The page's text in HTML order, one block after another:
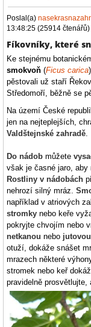
Poslal(a)
13:48:25 (25914 čtenářů)
Fíkovníky, které
Ke stejnému
smokvoň (Ficus carica
pěstovali už staří
Středomoří, běžně se
Na území České
jen na nejteplejších,
Valdštejnské zahradě.
Do nádob můžete
však je časné jaro,
Rostliny v nádobách
nehrozí silný mráz.
například v atriových
stromky nebo keře
pokryjte chvojím nebo
netkanou nebo
otuží, dokáže snášet
mrazech některé
stromek nebo keř
pravidelně